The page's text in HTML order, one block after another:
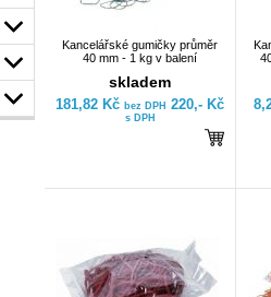
Kancelářské gumičky průměr
40 mm - 1 kg v balení
skladem
181,82 Kč bez DPH 220,- Kč
s DPH